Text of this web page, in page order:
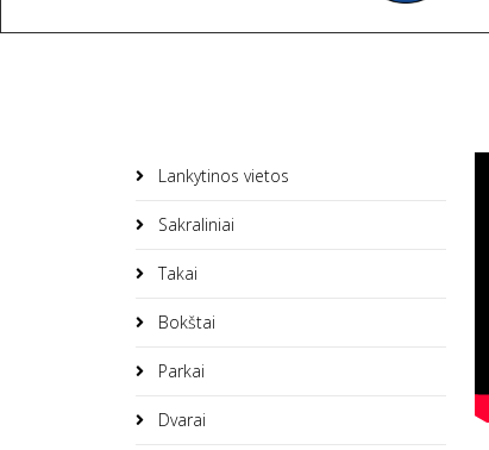
Lankytinos vietos
Sakraliniai
Takai
Bokštai
Parkai
Dvarai